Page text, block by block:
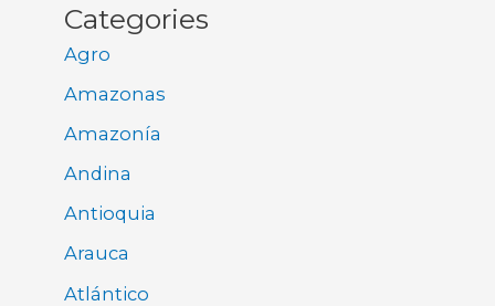
Categories
Agro
Amazonas
Amazonía
Andina
Antioquia
Arauca
Atlántico